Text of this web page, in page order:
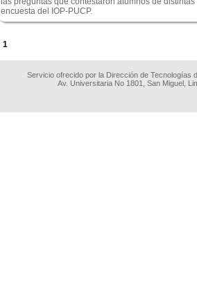
encuesta del IOP-PUCP.
1
Servicio ofrecido por la Dirección de Tecnologías
Av. Universitaria No 1801, San Miguel,